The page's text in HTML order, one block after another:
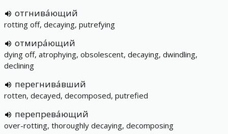
отгнива́ющий
rotting off, decaying, putrefying
отмира́ющий
dying off, atrophying, obsolescent, decaying, dwindling,
declining
перегнива́вший
rotten, decayed, decomposed, putrefied
перепрева́ющий
over-rotting, thoroughly decaying, decomposing